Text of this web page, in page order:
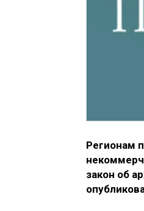
Регионам
закон об